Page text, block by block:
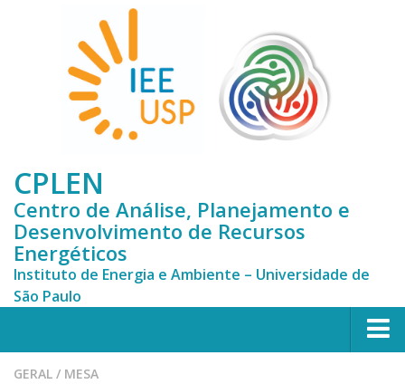
CPLEN
Centro de Análise, Planejamento e
Desenvolvimento de Recursos
Energéticos
Instituto de Energia e Ambiente – Universidade de
São Paulo
HOME
GERAL / MESA